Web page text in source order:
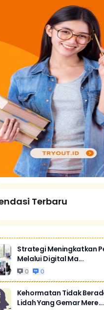
Terbaru
Strategi Meningkatkan
Melalui Digital Ma...
0 0
Kehormatan Tidak
Lidah Yang Gemar Mere...